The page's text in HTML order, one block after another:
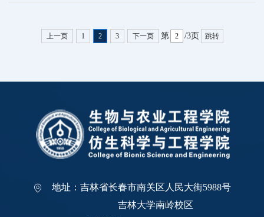
上一页 1 2 3 下一页 第 /3页 跳转
地址：吉林省长春市南关区人民大街5988号
吉林大学南岭校区